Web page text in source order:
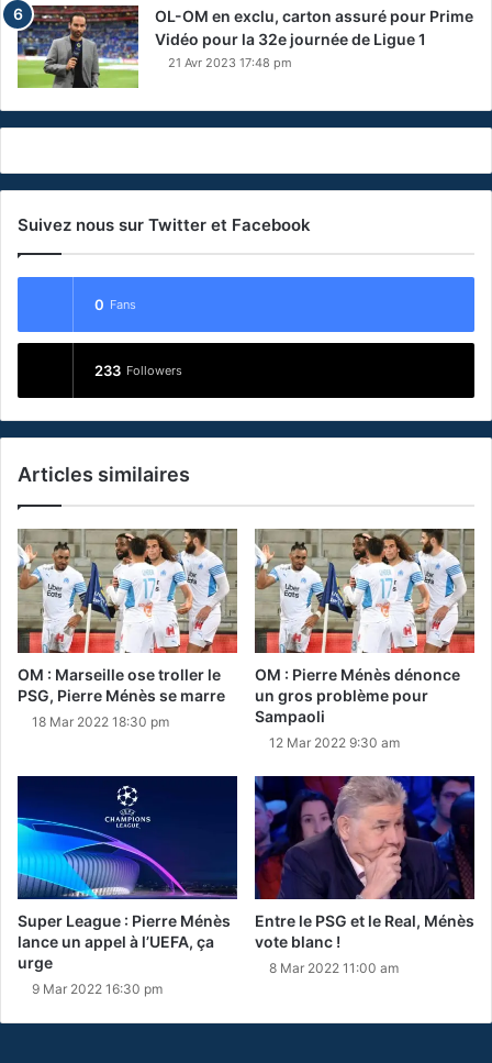
OL-OM en exclu, carton assuré pour Prime
Vidéo pour la 32e journée de Ligue 1
21 Avr 2023 17:48 pm
Suivez nous sur Twitter et Facebook
0 Fans
233 Followers
Articles similaires
OM : Marseille ose troller le
PSG, Pierre Ménès se marre
18 Mar 2022 18:30 pm
OM : Pierre Ménès dénonce
un gros problème pour
Sampaoli
12 Mar 2022 9:30 am
Super League : Pierre Ménès
lance un appel à l’UEFA, ça
urge
9 Mar 2022 16:30 pm
Entre le PSG et le Real, Ménès
vote blanc !
8 Mar 2022 11:00 am